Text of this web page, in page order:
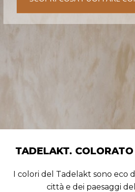
TADELAKT.
I colori del Tadelakt sono eco
città e dei paesaggi